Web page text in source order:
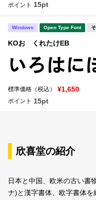
ポイント 15pt
Windows Open Type Font
KOおゝくれたけEB
標準価格（税込） ¥1,650
ポイント 15pt
欣喜堂の紹介
日本と中国、欧米の古い書
ナ)と漢字書体、欧字書体